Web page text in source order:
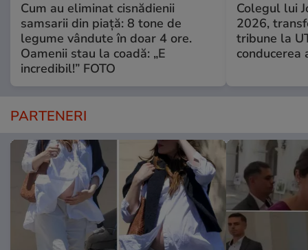
Cum au eliminat cisnădienii
samsarii din piață: 8 tone de
legume vândute în doar 4 ore.
Oamenii stau la coadă: „E
incredibil!” FOTO
Colegul lui
2026,
tribune la
conducerea
PARTENERI